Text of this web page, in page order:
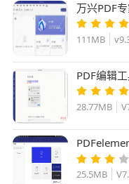
万兴PDF
安装步骤
111MB
PDF编辑
7 Pro Mac
28.77MB
25.5MB